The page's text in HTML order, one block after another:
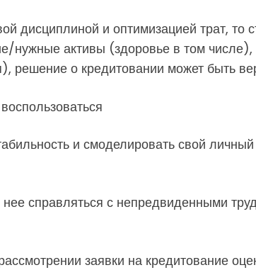
дисциплиной и оптимизацией трат,
нужные активы (здоровье в том
решение о кредитовании может быть
и смоделировать свой
справляться с непредвиденными
заявки на кредитование